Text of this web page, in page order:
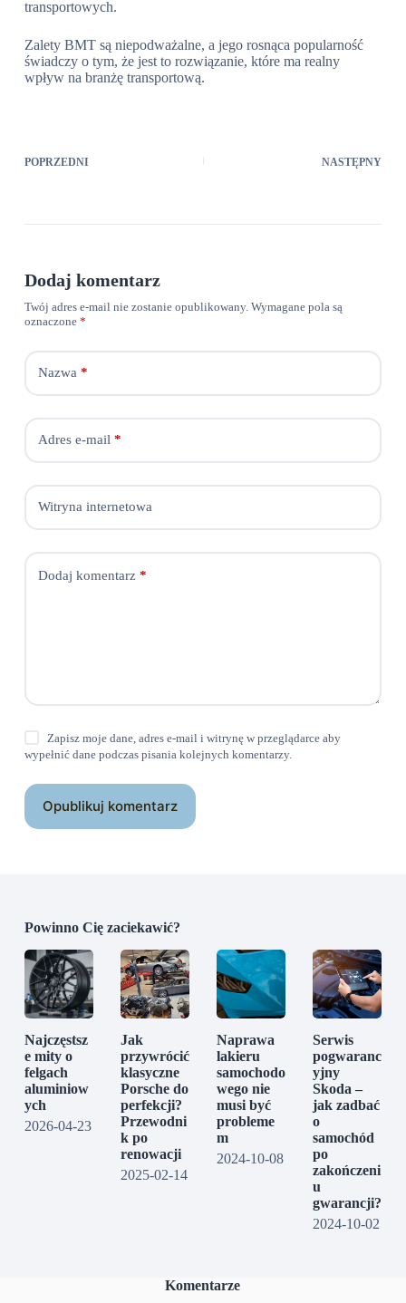
transportowych.
Zalety BMT są niepodważalne, a jego rosnąca popularność
świadczy o tym, że jest to rozwiązanie, które ma realny
wpływ na branżę transportową.
POPRZEDNI NASTĘPNY
Dodaj komentarz
Twój adres e-mail nie zostanie opublikowany. Wymagane pola są
oznaczone *
Nazwa*
Adres e-mail*
Witryna internetowa
Dodaj komentarz*
Zapisz moje dane, adres e-mail i witrynę w przeglądarce aby
wypełnić dane podczas pisania kolejnych komentarzy.
Opublikuj komentarz
Powinno Cię zaciekawić?
Najczęstsz
e mity o
felgach
aluminiow
ych
2026-04-23
Jak
przywrócić
klasyczne
Porsche do
perfekcji?
Przewodni
k po
renowacji
2025-02-14
Naprawa
lakieru
samochodo
wego nie
musi być
probleme
m
2024-10-08
Serwis
pogwaranc
yjny
Skoda –
jak zadbać
o
samochód
po
zakończeni
u
gwarancji?
2024-10-02
Komentarze